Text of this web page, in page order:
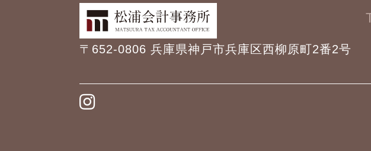
〒652-0806 兵庫県神戸市兵庫区西柳原町2番2号